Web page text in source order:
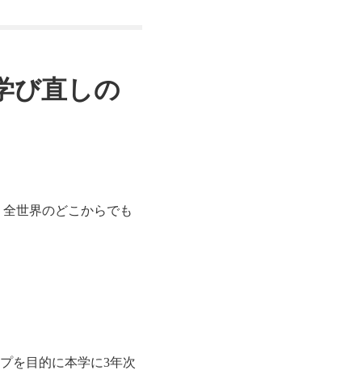
び直しの
世界のどこからでも
を目的に本学に3年次